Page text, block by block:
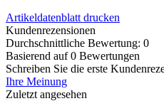
Artikeldatenblatt drucken
Kundenrezensionen
Durchschnittliche Bewertung: 0
Basierend auf 0 Bewertungen
Schreiben Sie die erste
Ihre Meinung
Zuletzt angesehen